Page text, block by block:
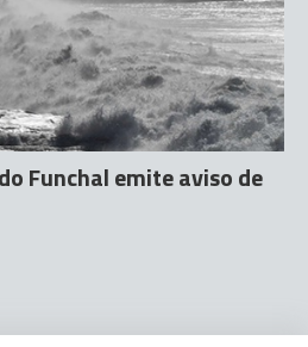
Funchal emite aviso de